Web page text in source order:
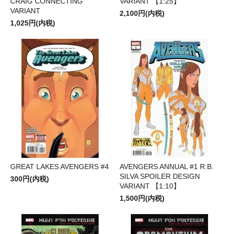
VARIANT
1,025円(内税)
2,100円(内税)
GREAT LAKES AVENGERS #4
300円(内税)
AVENGERS ANNUAL #1 R.B.
SILVA SPOILER DESIGN
VARIANT 【1:10】
1,500円(内税)